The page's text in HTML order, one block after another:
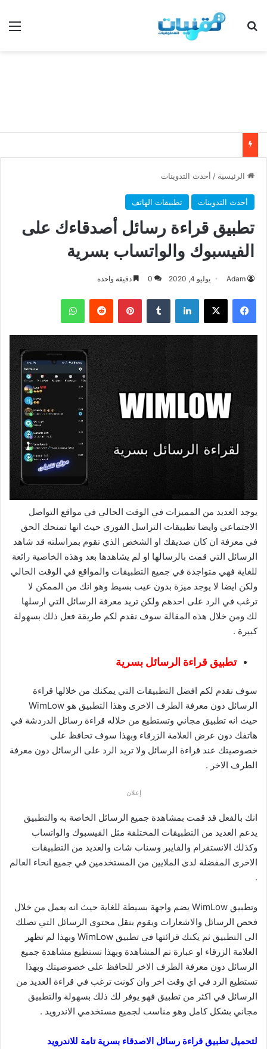
بحث عن
الرئيسية / أحدث التدوينات
أحدث التدوينات تطبيقات الهاتف
تطبيق قراءة رسائل أصدقاءك على
الفيسبوك والواتساب بسرية
Adam يوليو 4, 2020 0 دقيقة واحدة
فيسبوك ‫X لينكدإن بينتيريست واتساب
يوجد العديد من المميزات في الوقت الحالي في مواقع التواصل
الاجتماعي وايضا تطبيقات التراسل الفوري حيث انها تمنحك الحق
في معرفة ان كان صديقك او الشخص الذي تقوم بمراسلته قد شاهد
الرسائل التي قمت بالرسالها او لم يشاهدها بعد وهذه الخاصية رائعة
للغاية فهي متواجدة في جميع التطبيقات والمواقع في الوقت الحالي
ولكن ايضا لا يوجد ميزة بدون عيب بسيط وهو انك من الممكن لا
ترغب في الرد على احدهم ولكن تريد معرفة الرسائل التي ارسلها
لك ومن خلال هذه المقالة سوف نقدم لكم طريقة فعل ذلك بسهولة
كبيرة .
تطبيق قراءة الرسائل بسرية
سوف نقدم لكم افضل التطبيقات التي يمكنك من خلالها قراءة
الرسائل دون معرفة الطرف الاخرى وهذا التطبيق هو WimLow
حيث انه تطبيق مجاني وتستطيع من خلاله قراءة رسائل الدردشة في
هاتفك دون عرض العلامة الزرقاء وبهذا سوف تحافظ على
خصوصيتك عند قراءة الرسائل ولا تريد الرد على الرسائل دون معرفة
الطرف الاخر .
إعلان
انك بالفعل قد قمت بمشاهدة جميع الرسائل الخاصة به والتطبيق
يدعم العديد من التطبيقات المختلفة مثل الفيسبوك والواتساب
وكذلك الانستقرام والفايبر وسناب شات والعديد من التطبيقات
الاخرى المفضلة لدى الملايين من المستخدمين في جميع انحاء العالم
.
وتطبيق WimLow يضم واجهة بسيطة للغاية حيث انه يعمل من خلال
فحص الرسائل والاشعارات ويقوم بنقل محتوى الرسائل التي تصلك
الى التطبيق ثم يكنك قرائتها في تطبيق WimLow وبهذا لم تظهر
العلامة الزرقاء او عبارة تم المشاهدة وبهذا تستطيع مشاهدة جميع
الرسائل دون معرفة الطرف الاخر للحافظ على خصوصيتك وبهذا
تستطيع الرد في اي وقت اخر وان كونت ترغب في قراءة العديد من
الرسائل في اكثر من تطبيق فهو يوفر لك ذلك بسهولة والتطبيق
مجاني بشكل كامل وهو مناسب لجميع مستخدمي الاندرويد .
لتحميل تطبيق قراءة رسائل الاصدقاء بسرية تامة للاندرويد